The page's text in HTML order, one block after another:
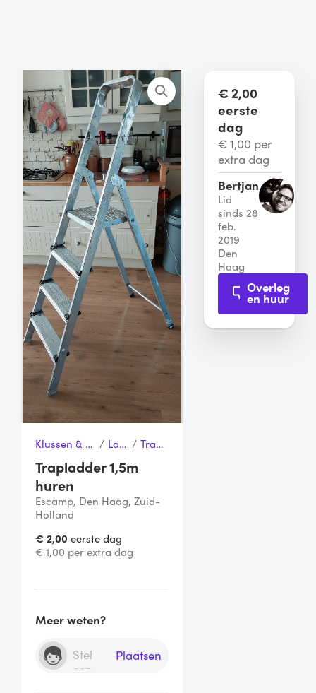
Klussen & Gereedschap / Ladders / Trapladder
Trapladder 1,5m
huren
Escamp, Den Haag, Zuid-
Holland
€ 2,00 eerste dag
€ 1,00 per extra dag
Meer weten?
Plaatsen
€ 2,00
eerste
dag
€ 1,00 per
extra dag
Bertjan
Lid
sinds 28
feb.
2019
Den
Haag
Overleg
en huur